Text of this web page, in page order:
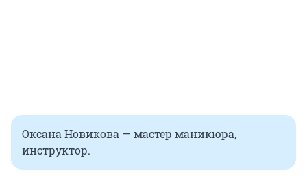
Оксана Новикова — мастер маникюра,
инструктор.